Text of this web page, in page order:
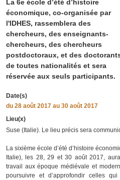
La 6e école d’été d’histoire
économique, co-organisée par
l'IDHES, rassemblera des
chercheurs, des enseignants-
chercheurs, des chercheurs
postdoctoraux, et des
de toutes nationalités et sera
réservée aux seuls participants.
Date(s)
du 28 août 2017 au 30 août 2017
Lieu(x)
Suse (Italie). Le lieu précis sera
La sixième école d’été d’histoire
Italie), les 28, 29 et 30 août 2017,
travail aux époque médiévale et
poursuivre et d’approfondir celles